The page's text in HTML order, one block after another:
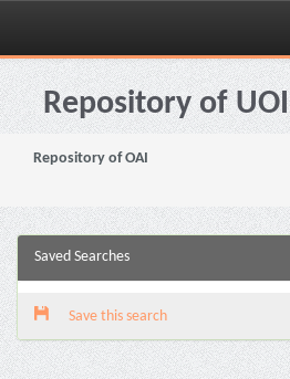
Skip
navigationRepository of
Repository of OAI
Saved Searches
Save this search